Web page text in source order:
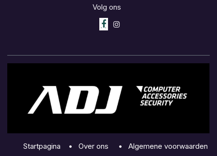
Volg ons
Startpagina • Over ons • Algemene voorwaarden